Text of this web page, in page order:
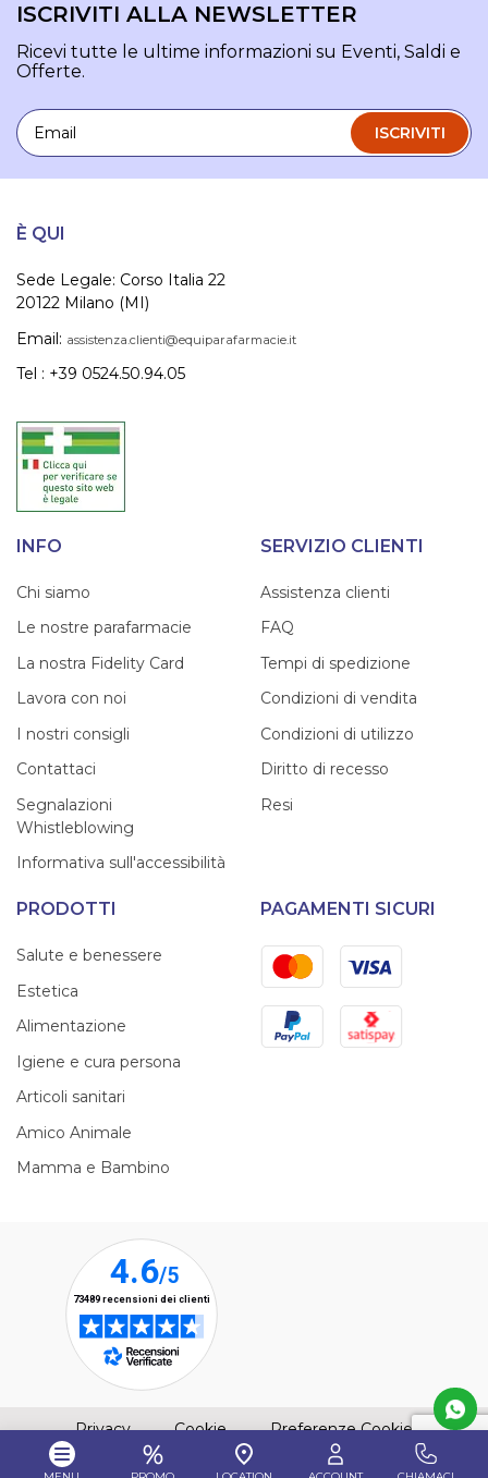
ISCRIVITI ALLA NEWSLETTER
Ricevi tutte le ultime informazioni su Eventi, Saldi e
Offerte.
Email
ISCRIVITI
È QUI
Sede Legale: Corso Italia 22
20122 Milano (MI)
Email: assistenza.clienti@equiparafarmacie.it
Tel : +39 0524.50.94.05
INFO
Chi siamo
Le nostre parafarmacie
La nostra Fidelity Card
Lavora con noi
I nostri consigli
Contattaci
Segnalazioni
Whistleblowing
Informativa sull'accessibilità
SERVIZIO CLIENTI
Assistenza clienti
FAQ
Tempi di spedizione
Condizioni di vendita
Condizioni di utilizzo
Diritto di recesso
Resi
PRODOTTI
Salute e benessere
Estetica
Alimentazione
Igiene e cura persona
Articoli sanitari
Amico Animale
Mamma e Bambino
PAGAMENTI SICURI
MastercardVisa
PayPal Satispay
Privacy(apre una nuova finestra)
Cookie(apre una nuova finestra)
Preferenze Cookie